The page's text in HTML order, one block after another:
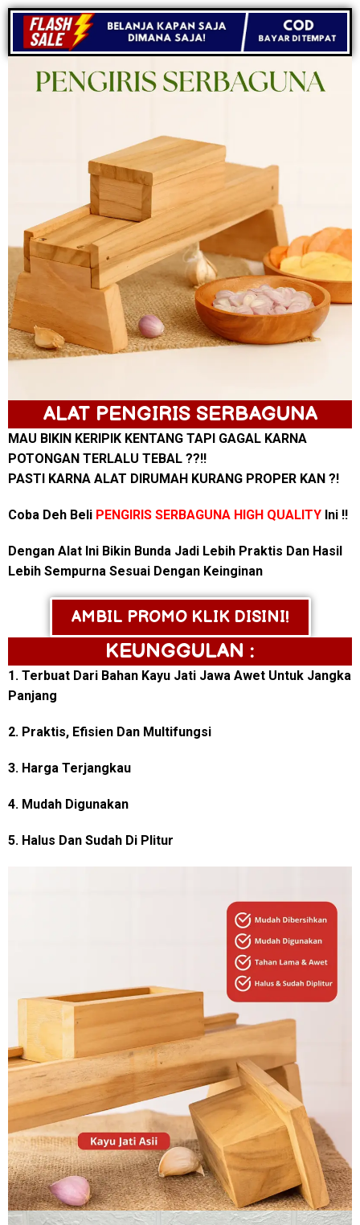
ALAT PENGIRIS SERBAGUNA
MAU BIKIN KERIPIK KENTANG TAPI GAGAL KARNA
POTONGAN TERLALU TEBAL ??!!
PASTI KARNA ALAT DIRUMAH KURANG PROPER KAN ?!
Coba Deh Beli PENGIRIS SERBAGUNA HIGH QUALITY Ini !!
Dengan Alat Ini Bikin Bunda Jadi Lebih Praktis Dan Hasil
Lebih Sempurna Sesuai Dengan Keinginan
AMBIL PROMO KLIK DISINI!
KEUNGGULAN :
1. Terbuat Dari Bahan Kayu Jati Jawa Awet Untuk Jangka
Panjang
2. Praktis, Efisien Dan Multifungsi
3. Harga Terjangkau
4. Mudah Digunakan
5. Halus Dan Sudah Di Plitur